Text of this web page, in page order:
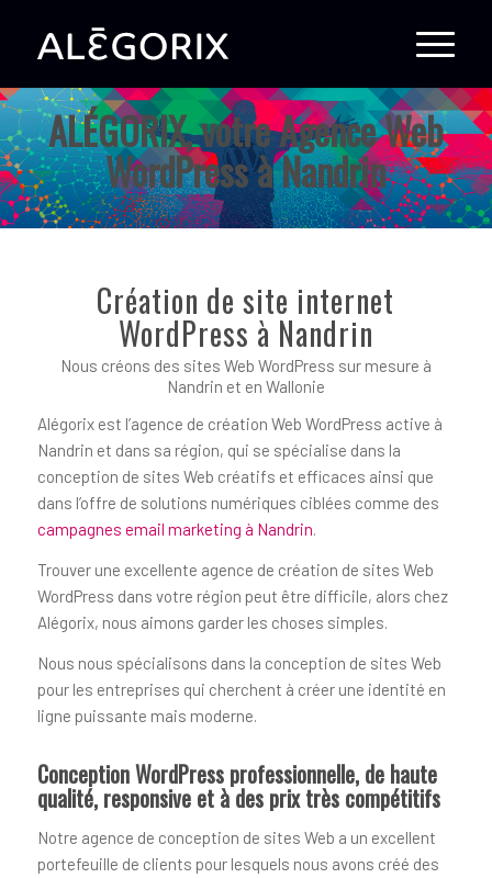
ALÉGORIX, votre Agence Web
WordPress à Nandrin
Création de site internet
WordPress à Nandrin
Nous créons des sites Web WordPress sur mesure à
Nandrin et en Wallonie
Alégorix est l’agence de création Web WordPress active à
Nandrin et dans sa région, qui se spécialise dans la
conception de sites Web créatifs et efficaces ainsi que
dans l’offre de solutions numériques ciblées comme des
campagnes email marketing à Nandrin.
Trouver une excellente agence de création de sites Web
WordPress dans votre région peut être difficile, alors chez
Alégorix, nous aimons garder les choses simples.
Nous nous spécialisons dans la conception de sites Web
pour les entreprises qui cherchent à créer une identité en
ligne puissante mais moderne.
Conception WordPress professionnelle, de haute
qualité, responsive et à des prix très compétitifs
Notre agence de conception de sites Web a un excellent
portefeuille de clients pour lesquels nous avons créé des